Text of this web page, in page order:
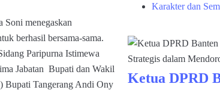
menegaskan
berhasil bersama-sama.
Paripurna Istimewa
Jabatan Bupati dan Wakil
Bupati Tangerang Andi Ony
Karakter dan
Ketua DPRD